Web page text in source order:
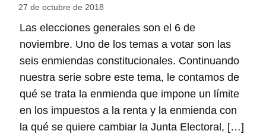
27 de octubre de 2018
Las elecciones generales son el 6 de
noviembre. Uno de los temas a votar son las
seis enmiendas constitucionales. Continuando
nuestra serie sobre este tema, le contamos de
qué se trata la enmienda que impone un límite
en los impuestos a la renta y la enmienda con
la qué se quiere cambiar la Junta Electoral, […]